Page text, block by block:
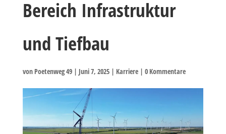
Bereich Infrastruktur
und Tiefbau
von Poetenweg 49| Juni 7, 2025| Karriere| 0 Kommentare